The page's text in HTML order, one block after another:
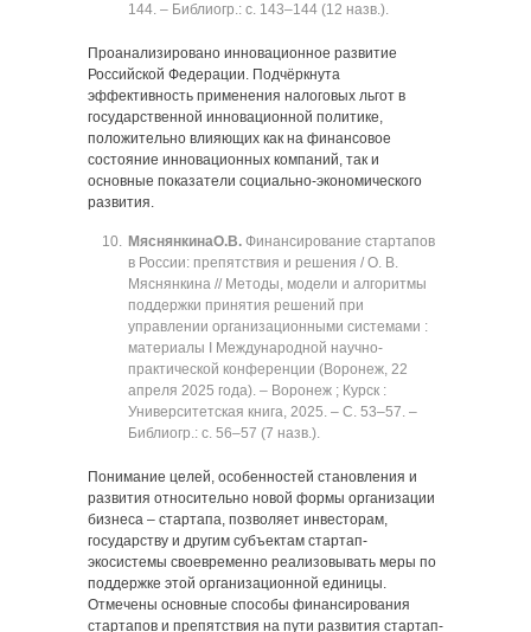
144. ‒ Библиогр.: с. 143‒144 (12 назв.).
Проанализировано инновационное развитие
Российской Федерации. Подчёркнута
эффективность применения налоговых льгот в
государственной инновационной политике,
положительно влияющих как на финансовое
состояние инновационных компаний, так и
основные показатели социально-экономического
развития.
МяснянкинаО.В. Финансирование стартапов
в России: препятствия и решения / О. В.
Мяснянкина // Методы, модели и алгоритмы
поддержки принятия решений при
управлении организационными системами :
материалы I Международной научно-
практической конференции (Воронеж, 22
апреля 2025 года). ‒ Воронеж ; Курск :
Университетская книга, 2025. ‒ C. 53‒57. ‒
Библиогр.: с. 56‒57 (7 назв.).
Понимание целей, особенностей становления и
развития относительно новой формы организации
бизнеса ‒ стартапа, позволяет инвесторам,
государству и другим субъектам стартап-
экосистемы своевременно реализовывать меры по
поддержке этой организационной единицы.
Отмечены основные способы финансирования
стартапов и препятствия на пути развития стартап-